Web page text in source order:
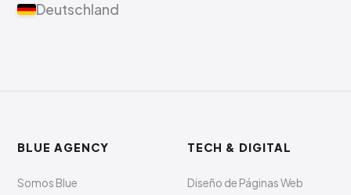
Deutschland
BLUE AGENCY
Somos Blue
TECH & DIGITAL
Diseño de Páginas Web